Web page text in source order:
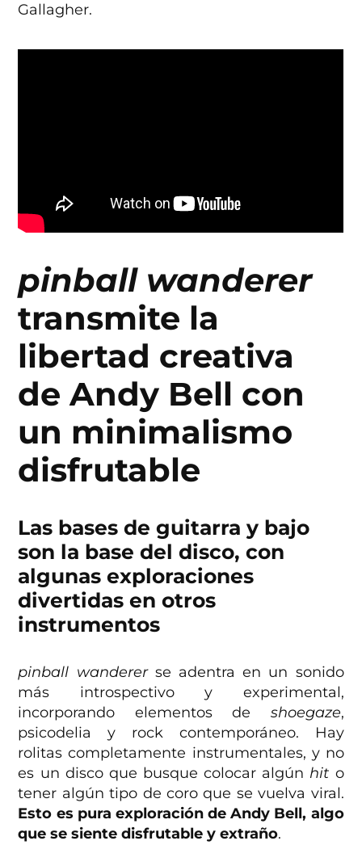
Gallagher.
pinball wanderer
transmite la
libertad creativa
de Andy Bell con
un minimalismo
disfrutable
Las bases de guitarra y bajo
son la base del disco, con
algunas exploraciones
divertidas en otros
instrumentos
pinball wandererse adentra en un sonido
más introspectivo y experimental,
incorporando elementos de shoegaze,
psicodelia y rock contemporáneo. Hay
rolitas completamente instrumentales, y no
es un disco que busque colocar algún hit o
tener algún tipo de coro que se vuelva viral.
Esto es pura exploración de Andy Bell, algo
que se siente disfrutable y extraño.